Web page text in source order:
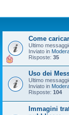
Come
Ultimo
Inviato in
Risposte: 35
Uso dei
Ultimo
Inviato in
Risposte: 104
Immagini